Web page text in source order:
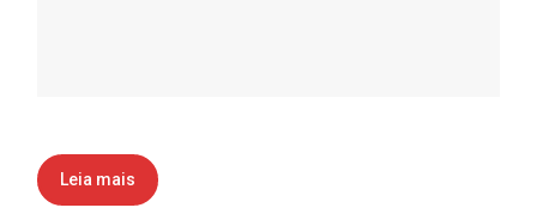
Leia mais